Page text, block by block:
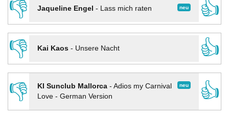
👎
neu
Jaqueline Engel - Lass mich raten
👍
👎
Kai Kaos- Unsere Nacht
👍
👎
neu
KI Sunclub Mallorca- Adios my Carnival
Love - German Version
👍